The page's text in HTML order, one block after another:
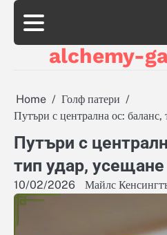
Skip
content
alchemy-
Home
Голф патери
Путъри с централна ос: баланс,
Путъри с
тип удар, усещане
10/02/2026 Майлс